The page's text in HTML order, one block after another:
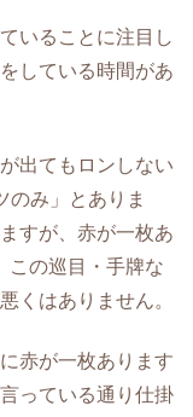
いることに注目し
している時間があ
出てもロンしない
のみ」とありま
すが、赤が一枚あ
この巡目・手牌な
くはありません。
赤が一枚あります
っている通り仕掛